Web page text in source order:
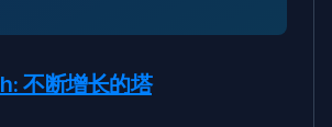
不断增长的塔